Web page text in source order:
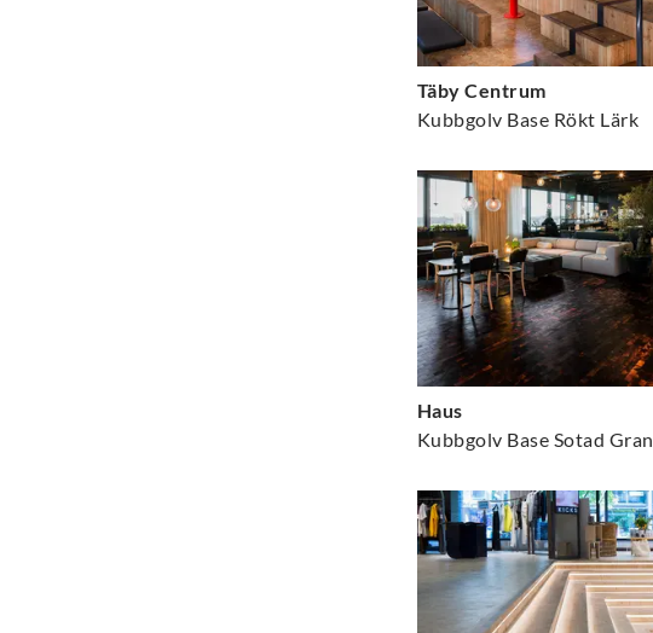
Täby Centrum
Kubbgolv Base Rökt Lärk
Haus
Kubbgolv Base Sotad Gran